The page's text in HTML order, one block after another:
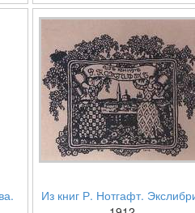
Из книг Р. Нотгафт.